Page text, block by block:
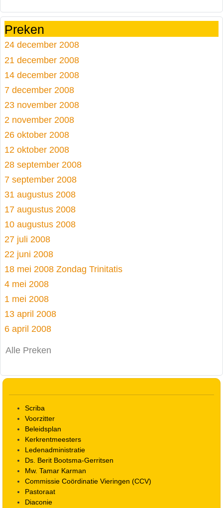
Preken
24 december 2008
21 december 2008
14 december 2008
7 december 2008
23 november 2008
2 november 2008
26 oktober 2008
12 oktober 2008
28 september 2008
7 september 2008
31 augustus 2008
17 augustus 2008
10 augustus 2008
27 juli 2008
22 juni 2008
18 mei 2008 Zondag Trinitatis
4 mei 2008
1 mei 2008
13 april 2008
6 april 2008
Alle Preken
Scriba
Voorzitter
Beleidsplan
Kerkrentmeesters
Ledenadministratie
Ds. Berit Bootsma-Gerritsen
Mw. Tamar Karman
Commissie Coördinatie Vieringen (CCV)
Pastoraat
Diaconie